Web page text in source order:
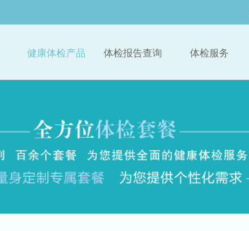
健康体检产品 体检报告查询 体检服务